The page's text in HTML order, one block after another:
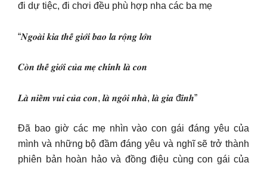
đi dự tiệc, đi chơi đều phù hợp nha các ba mẹ
“𝑵𝒈𝒐𝒂̀𝒊 𝒌𝒊𝒂 𝒕𝒉𝒆̂́ 𝒈𝒊𝒐̛́𝒊 𝒃𝒂𝒐 𝒍𝒂 𝒓𝒐̣̂𝒏𝒈 𝒍𝒐̛́𝒏
𝑪𝒐̀𝒏 𝒕𝒉𝒆̂́ 𝒈𝒊𝒐̛́𝒊 𝒄𝒖̉𝒂 𝒎𝒆̣ 𝒄𝒉𝒊́𝒏𝒉 𝒍𝒂̀ 𝒄𝒐𝒏
𝑳𝒂̀ 𝒏𝒊𝒆̂̀𝒎 𝒗𝒖𝒊 𝒄𝒖̉𝒂 𝒄𝒐𝒏, 𝒍𝒂̀ 𝒏𝒈𝒐̂𝒊 𝒏𝒉𝒂̀, 𝒍𝒂̀ 𝒈𝒊𝒂 đ𝒊̀𝒏𝒉”
Đã bao giờ các mẹ nhìn vào con gái đáng yêu của
mình và những bộ đầm đáng yêu và nghĩ sẽ trở thành
phiên bản hoàn hảo và đồng điệu cùng con gái của